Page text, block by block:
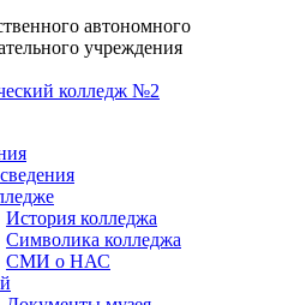
автономного
учреждения
колледж №2
История колледжа
Символика колледжа
СМИ о НАС